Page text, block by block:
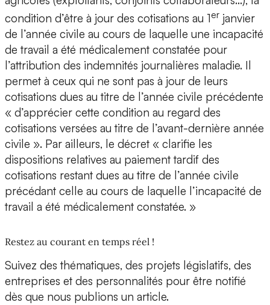
condition d’être à jour des cotisations au 1er janvier
de l’année civile au cours de laquelle une incapacité
de travail a été médicalement constatée pour
l’attribution des indemnités journalières maladie. Il
permet à ceux qui ne sont pas à jour de leurs
cotisations dues au titre de l’année civile précédente
« d’apprécier cette condition au regard des
cotisations versées au titre de l’avant-dernière année
civile ». Par ailleurs, le décret « clarifie les
dispositions relatives au paiement tardif des
cotisations restant dues au titre de l’année civile
précédant celle au cours de laquelle l’incapacité de
travail a été médicalement constatée. »
Restez au courant en temps réel !
Suivez des thématiques, des projets législatifs, des
entreprises et des personnalités pour être notifié
dès que nous publions un article.